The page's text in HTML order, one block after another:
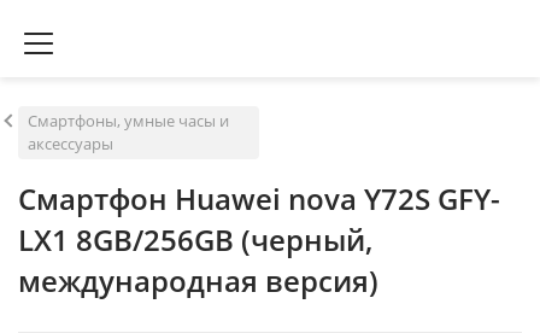
Смартфоны, умные часы и
аксессуары
Смартфон Huawei nova Y72S GFY-
LX1 8GB/256GB (черный,
международная версия)